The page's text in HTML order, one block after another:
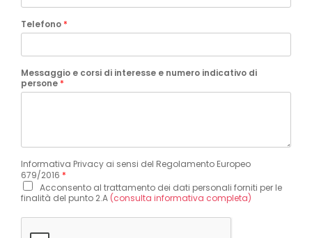
Telefono *
Messaggio e corsi di interesse e numero indicativo di
persone *
Informativa Privacy ai sensi del Regolamento Europeo
679/2016 *
Acconsento al trattamento dei dati personali forniti per le
finalità del punto 2.A (consulta informativa completa)